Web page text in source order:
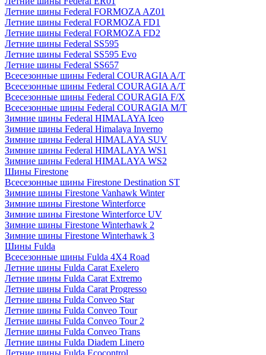
Летние шины Federal FORMOZA AZ01
Летние шины Federal FORMOZA FD1
Летние шины Federal FORMOZA FD2
Летние шины Federal SS595
Летние шины Federal SS595 Evo
Летние шины Federal SS657
Всесезонные шины Federal COURAGIA A/T
Всесезонные шины Federal COURAGIA A/T
Всесезонные шины Federal COURAGIA F/X
Всесезонные шины Federal COURAGIA M/T
Зимние шины Federal HIMALAYA Iceo
Зимние шины Federal Himalaya Inverno
Зимние шины Federal HIMALAYA SUV
Зимние шины Federal HIMALAYA WS1
Зимние шины Federal HIMALAYA WS2
Шины Firestone
Всесезонные шины Firestone Destination ST
Зимние шины Firestone Vanhawk Winter
Зимние шины Firestone Winterforce
Зимние шины Firestone Winterforce UV
Зимние шины Firestone Winterhawk 2
Зимние шины Firestone Winterhawk 3
Шины Fulda
Всесезонные шины Fulda 4X4 Road
Летние шины Fulda Carat Exelero
Летние шины Fulda Carat Extremo
Летние шины Fulda Carat Progresso
Летние шины Fulda Conveo Star
Летние шины Fulda Conveo Tour
Летние шины Fulda Conveo Tour 2
Летние шины Fulda Conveo Trans
Летние шины Fulda Diadem Linero
Летние шины Fulda Ecocontrol